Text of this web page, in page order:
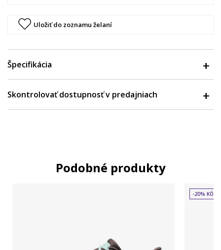
Uložiť do zoznamu želaní
Špecifikácia
Skontrolovať dostupnosť v predajniach
Podobné produkty
-20% KÓD: